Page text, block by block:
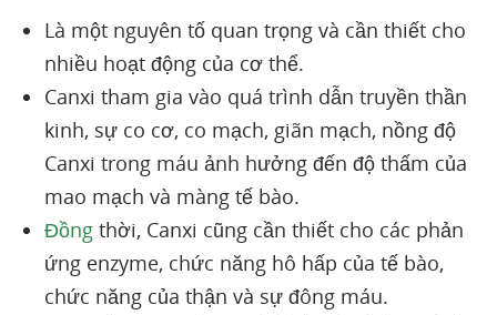
Là một nguyên tố quan trọng và cần thiết cho
nhiều hoạt động của cơ thể.
Canxi tham gia vào quá trình dẫn truyền thần
kinh, sự co cơ, co mạch, giãn mạch, nồng độ
Canxi trong máu ảnh hưởng đến độ thấm của
mao mạch và màng tế bào.
Đồng thời, Canxi cũng cần thiết cho các phản
ứng enzyme, chức năng hô hấp của tế bào,
chức năng của thận và sự đông máu.